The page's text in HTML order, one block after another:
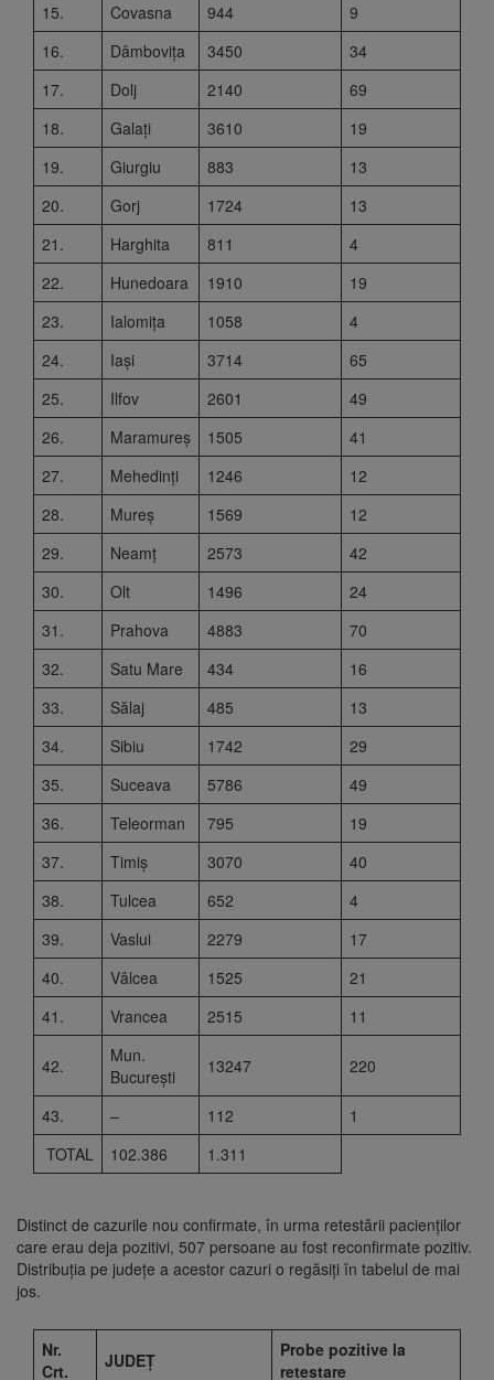
15.
Covasna 944
9
16.
Dâmbovița 3450
34
17.
Dolj 2140
69
18.
Galați 3610
19
19.
Giurgiu 883
13
20.
Gorj 1724
13
21.
Harghita 811
4
22.
Hunedoara 1910
19
23.
Ialomița 1058
4
24.
Iași 3714
65
25.
Ilfov 2601
49
26.
Maramureș 1505
41
27.
Mehedinți 1246
12
28.
Mureș 1569
12
29.
Neamț 2573
42
30.
Olt 1496
24
31.
Prahova 4883
70
32.
Satu Mare 434
16
33.
Sălaj 485
13
34.
Sibiu 1742
29
35.
Suceava 5786
49
36.
Teleorman 795
19
37.
Timiș 3070
40
38.
Tulcea 652
4
39.
Vaslui 2279
17
40.
Vâlcea 1525
21
41.
Vrancea 2515 11
42.
Mun.
București
13247 220
43. – 112
1
TOTAL
102.386 1.311
Distinct de cazurile nou confirmate, în urma retestării pacienților
care erau deja pozitivi, 507 persoane au fost reconfirmate pozitiv.
Distribuția pe județe a acestor cazuri o regăsiți în tabelul de mai
jos.
Nr.
Crt.
JUDEȚ
Probe pozitive la
retestare